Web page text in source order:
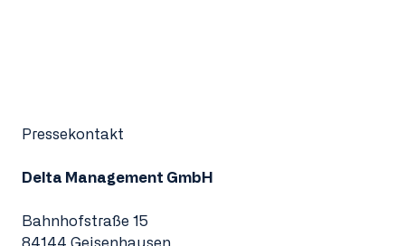
Pressekontakt
Delta Management GmbH
Bahnhofstraße 15